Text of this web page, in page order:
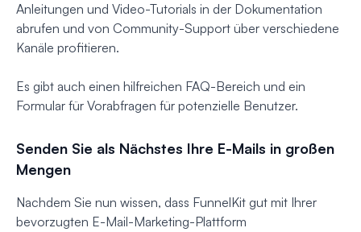
Anleitungen und Video-Tutorials in der Dokumentation
abrufen und von Community-Support über verschiedene
Kanäle profitieren.
Es gibt auch einen hilfreichen FAQ-Bereich und ein
Formular für Vorabfragen für potenzielle Benutzer.
Senden Sie als Nächstes Ihre E-Mails in großen
Mengen
Nachdem Sie nun wissen, dass FunnelKit gut mit Ihrer
bevorzugten E-Mail-Marketing-Plattform